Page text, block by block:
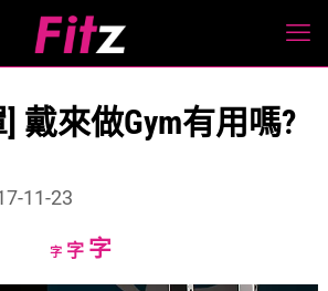
戴來做Gym有用嗎?
11-23
字Decrease
字Reset
字Increase